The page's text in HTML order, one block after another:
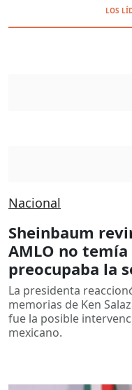
LOS
Nacional
Sheinbaum
AMLO no temía
preocupaba la
La presidenta
memorias de Ken
fue la posible
mexicano.